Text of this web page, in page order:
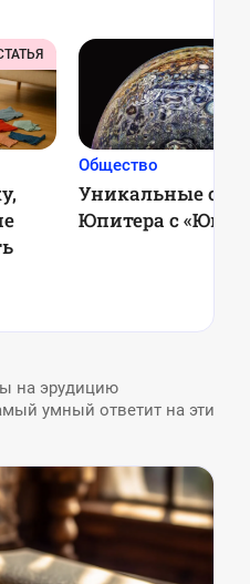
Общество
Уникальные
Юпитера с
на эрудицию
умный ответит на эти